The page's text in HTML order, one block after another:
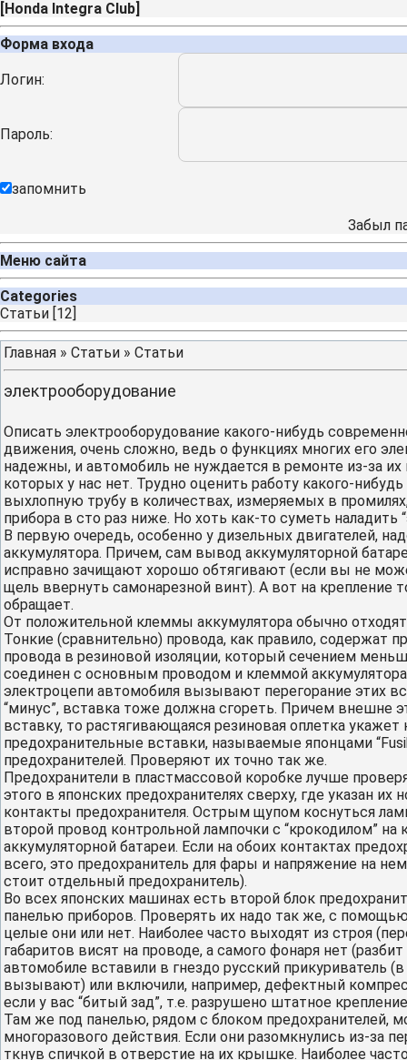
[Honda Integra Club]
Форма входа
Логин:
Пароль:
запомнить
Забыл
Меню сайта
Categories
Cтатьи [12]
Главная » Статьи » Cтатьи
электрооборудование
Описать электрооборудование какого-нибудь
движения, очень сложно, ведь о функциях многих его
надежны, и автомобиль не нуждается в ремонте из-за
которых у нас нет. Трудно оценить работу какого-
выхлопную трубу в количествах, измеряемых в
прибора в сто раз ниже. Но хоть как-то суметь наладить
В первую очередь, особенно у дизельных двигателей,
аккумулятора. Причем, сам вывод аккумуляторной
исправно зачищают хорошо обтягивают (если вы не
щель ввернуть самонарезной винт). А вот на крепление
обращает.
От положительной клеммы аккумулятора обычно
Тонкие (сравнительно) провода, как правило, содержат
провода в резиновой изоляции, который сечением
соединен с основным проводом и клеммой
электроцепи автомобиля вызывают перегорание этих
“минус”, вставка тоже должна сгореть. Причем внешне
вставку, то растягивающаяся резиновая оплетка
предохранительные вставки, называемые японцами
предохранителей. Проверяют их точно так же.
Предохранители в пластмассовой коробке лучше
этого в японских предохранителях сверху, где указан
контакты предохранителя. Острым щупом коснуться
второй провод контрольной лампочки с “крокодилом”
аккумуляторной батареи. Если на обоих контактах
всего, это предохранитель для фары и напряжение на
стоит отдельный предохранитель).
Во всех японских машинах есть второй блок
панелью приборов. Проверять их надо так же, с
целые они или нет. Наиболее часто выходят из строя
габаритов висят на проводе, а самого фонаря нет
автомобиле вставили в гнездо русский прикуриватель
вызывают) или включили, например, дефектный
если у вас “битый зад”, т.е. разрушено штатное
Там же под панелью, рядом с блоком предохранителей,
многоразового действия. Если они разомкнулись из-за
ткнув спичкой в отверстие на их крышке. Наиболее